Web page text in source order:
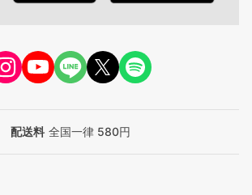
配送料 全国一律 580円